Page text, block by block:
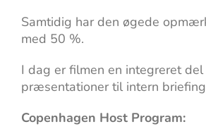
Samtidig har den øgede
med 50 %.
I dag er filmen en integreret
præsentationer til intern
Copenhagen Host Program: